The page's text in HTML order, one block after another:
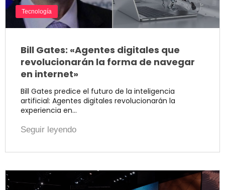
Tecnología
Bill Gates: «Agentes digitales que
revolucionarán la forma de navegar
en internet»
Bill Gates predice el futuro de la inteligencia
artificial: Agentes digitales revolucionarán la
experiencia en…
Seguir leyendo